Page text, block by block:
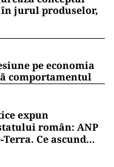
în jurul produselor,
pe economia
comportamentul
expun
român: ANP
Ce ascund